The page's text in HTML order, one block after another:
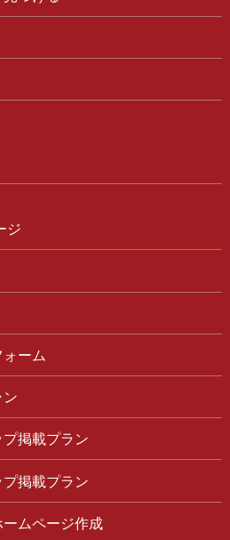
ジ
ーム
ン
掲載プラン
掲載プラン
ムページ作成